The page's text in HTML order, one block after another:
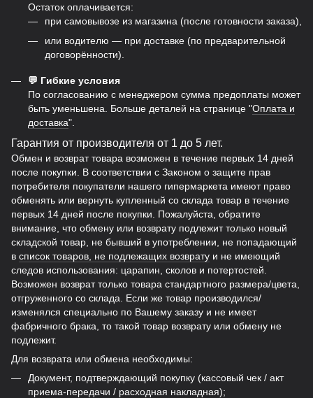
Остаток оплачивается:
при самовывозе из магазина (после готовности заказа),
или водителю — при доставке (по предварительной
договорённости).
💬 Гибкие условия
По согласованию с менеджером сумма предоплаты может
быть уменьшена. Больше деталей на странице "Оплата и
доставка".
Гарантия от производителя от 1 до 5 лет.
Обмен и возврат товара возможен в течение первых 14 дней
после покупки. В соответствии с Законом о защите прав
потребителя покупатели нашего гипермаркета имеют право
обменять или вернуть купленный со склада товар в течение
первых 14 дней после покупки. Пожалуйста, обратите
внимание, что обмену или возврату подлежит только новый
складской товар, не бывший в употреблении, не попадающий
в список товаров, не подлежащих возврату и не имеющий
следов использования: царапин, сколов и потертостей.
Возможен возврат только товара стандартного размера/цвета,
отгруженного со склада. Если же товар производился/
изменялся специально по Вашему заказу и не имеет
фабричного брака, то такой товар возврату или обмену не
подлежит.
Для возврата или обмена необходимы:
Документ, подтверждающий покупку (кассовый чек / акт
приема-передачи / расходная накладная);